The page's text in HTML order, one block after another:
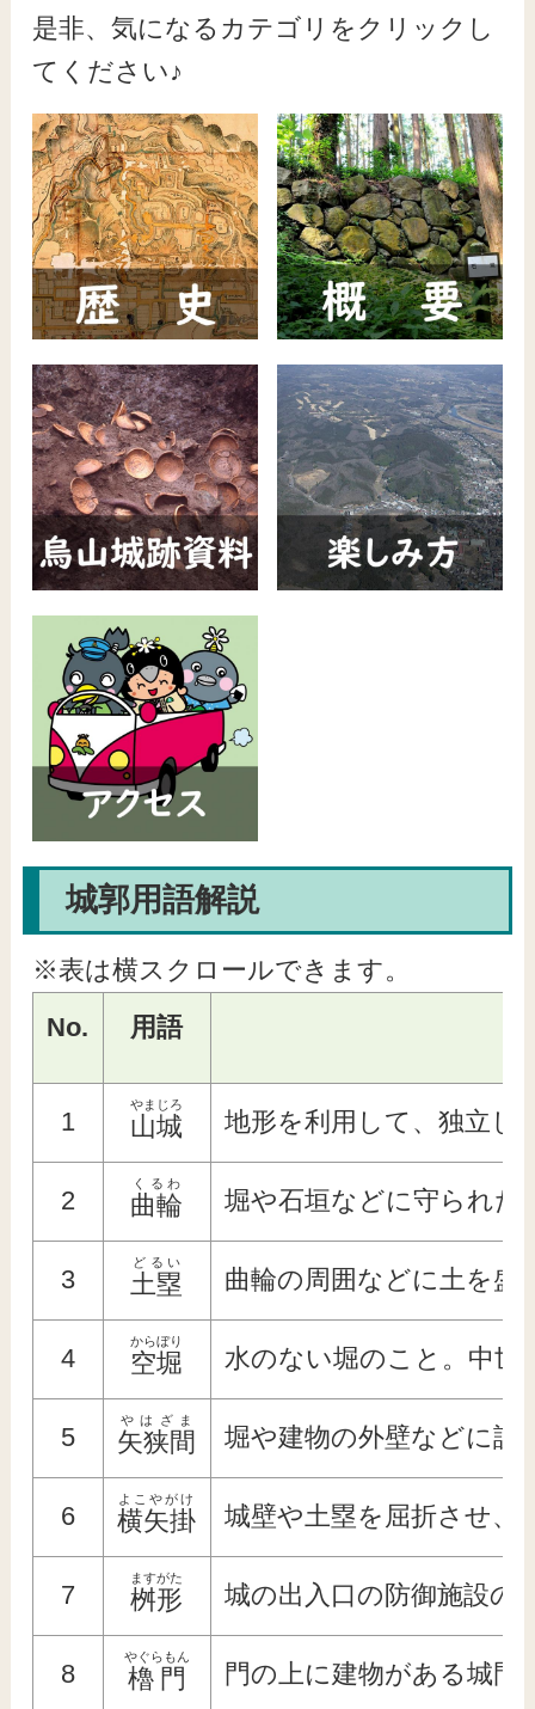
是非、気になるカテゴリをクリックし
てください♪
城郭用語解説
※表は横スクロールできます。
No.
用語
1 山城
やまじろ
地形を利用して、独立し
2 曲輪
くるわ
堀や石垣などに守られた
3 土塁
どるい
曲輪の周囲などに土を盛
4 空堀
からぼり
水のない堀のこと。中世
5 矢狭間
やはざま
堀や建物の外壁などに設
6 横矢掛
よこやがけ
城壁や土塁を屈折させ、
7 桝形
ますがた
城の出入口の防御施設の
8 櫓門
やぐらもん
門の上に建物がある城門